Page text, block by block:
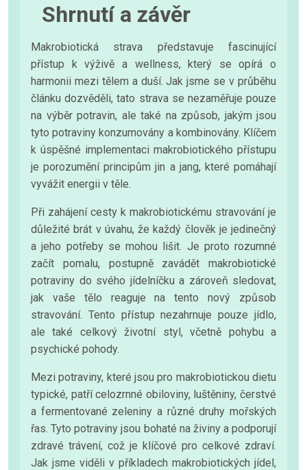
Shrnutí a závěr
Makrobiotická strava představuje fascinující
přístup k výživě a wellness, který se opírá o
harmonii mezi tělem a duší. Jak jsme se v průběhu
článku dozvěděli, tato strava se nezaměřuje pouze
na výběr potravin, ale také na způsob, jakým jsou
tyto potraviny konzumovány a kombinovány. Klíčem
k úspěšné implementaci makrobiotického přístupu
je porozumění principům jin a jang, které pomáhají
vyvážit energii v těle.
Při zahájení cesty k makrobiotickému stravování je
důležité brát v úvahu, že každý člověk je jedinečný
a jeho potřeby se mohou lišit. Je proto rozumné
začít pomalu, postupně zavádět makrobiotické
potraviny do svého jídelníčku a zároveň sledovat,
jak vaše tělo reaguje na tento nový způsob
stravování. Tento přístup nezahrnuje pouze jídlo,
ale také celkový životní styl, včetně pohybu a
psychické pohody.
Mezi potraviny, které jsou pro makrobiotickou dietu
typické, patří celozrnné obiloviny, luštěniny, čerstvé
a fermentované zeleniny a různé druhy mořských
řas. Tyto potraviny jsou bohaté na živiny a podporují
zdravé trávení, což je klíčové pro celkové zdraví.
Jak jsme viděli v příkladech makrobiotických jídel,